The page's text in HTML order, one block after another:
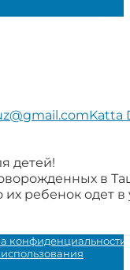
Katta
детей!
в
ребенок одет
конфиденциальности